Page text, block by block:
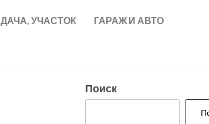
ДАЧА, УЧАСТОК ГАРАЖ И АВТО
Поиск